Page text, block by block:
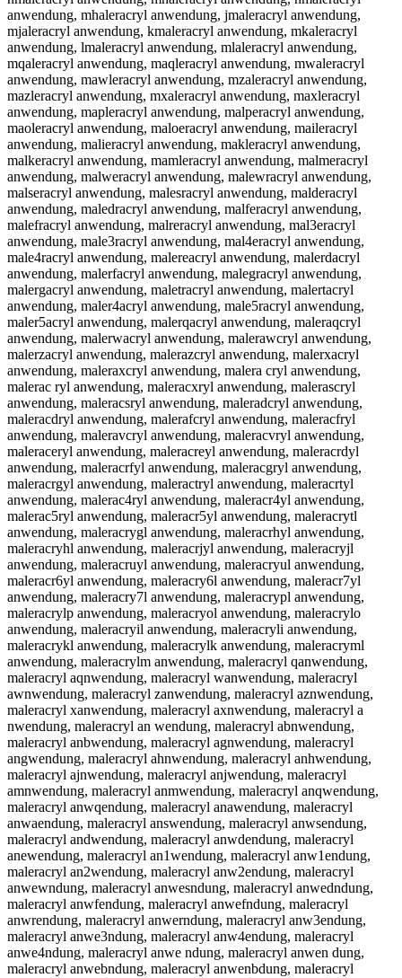
anwendung, mhaleracryl anwendung, jmaleracryl anwendung,
mjaleracryl anwendung, kmaleracryl anwendung, mkaleracryl
anwendung, lmaleracryl anwendung, mlaleracryl anwendung,
mqaleracryl anwendung, maqleracryl anwendung, mwaleracryl
anwendung, mawleracryl anwendung, mzaleracryl anwendung,
mazleracryl anwendung, mxaleracryl anwendung, maxleracryl
anwendung, mapleracryl anwendung, malperacryl anwendung,
maoleracryl anwendung, maloeracryl anwendung, maileracryl
anwendung, malieracryl anwendung, makleracryl anwendung,
malkeracryl anwendung, mamleracryl anwendung, malmeracryl
anwendung, malweracryl anwendung, malewracryl anwendung,
malseracryl anwendung, malesracryl anwendung, malderacryl
anwendung, maledracryl anwendung, malferacryl anwendung,
malefracryl anwendung, malreracryl anwendung, mal3eracryl
anwendung, male3racryl anwendung, mal4eracryl anwendung,
male4racryl anwendung, malereacryl anwendung, malerdacryl
anwendung, malerfacryl anwendung, malegracryl anwendung,
malergacryl anwendung, maletracryl anwendung, malertacryl
anwendung, maler4acryl anwendung, male5racryl anwendung,
maler5acryl anwendung, malerqacryl anwendung, maleraqcryl
anwendung, malerwacryl anwendung, malerawcryl anwendung,
malerzacryl anwendung, malerazcryl anwendung, malerxacryl
anwendung, maleraxcryl anwendung, malera cryl anwendung,
malerac ryl anwendung, maleracxryl anwendung, malerascryl
anwendung, maleracsryl anwendung, maleradcryl anwendung,
maleracdryl anwendung, malerafcryl anwendung, maleracfryl
anwendung, maleravcryl anwendung, maleracvryl anwendung,
maleraceryl anwendung, maleracreyl anwendung, maleracrdyl
anwendung, maleracrfyl anwendung, maleracgryl anwendung,
maleracrgyl anwendung, maleractryl anwendung, maleracrtyl
anwendung, malerac4ryl anwendung, maleracr4yl anwendung,
malerac5ryl anwendung, maleracr5yl anwendung, maleracrytl
anwendung, maleracrygl anwendung, maleracrhyl anwendung,
maleracryhl anwendung, maleracrjyl anwendung, maleracryjl
anwendung, maleracruyl anwendung, maleracryul anwendung,
maleracr6yl anwendung, maleracry6l anwendung, maleracr7yl
anwendung, maleracry7l anwendung, maleracrypl anwendung,
maleracrylp anwendung, maleracryol anwendung, maleracrylo
anwendung, maleracryil anwendung, maleracryli anwendung,
maleracrykl anwendung, maleracrylk anwendung, maleracryml
anwendung, maleracrylm anwendung, maleracryl qanwendung,
maleracryl aqnwendung, maleracryl wanwendung, maleracryl
awnwendung, maleracryl zanwendung, maleracryl aznwendung,
maleracryl xanwendung, maleracryl axnwendung, maleracryl a
nwendung, maleracryl an wendung, maleracryl abnwendung,
maleracryl anbwendung, maleracryl agnwendung, maleracryl
angwendung, maleracryl ahnwendung, maleracryl anhwendung,
maleracryl ajnwendung, maleracryl anjwendung, maleracryl
amnwendung, maleracryl anmwendung, maleracryl anqwendung,
maleracryl anwqendung, maleracryl anawendung, maleracryl
anwaendung, maleracryl answendung, maleracryl anwsendung,
maleracryl andwendung, maleracryl anwdendung, maleracryl
anewendung, maleracryl an1wendung, maleracryl anw1endung,
maleracryl an2wendung, maleracryl anw2endung, maleracryl
anwewndung, maleracryl anwesndung, maleracryl anwedndung,
maleracryl anwfendung, maleracryl anwefndung, maleracryl
anwrendung, maleracryl anwerndung, maleracryl anw3endung,
maleracryl anwe3ndung, maleracryl anw4endung, maleracryl
anwe4ndung, maleracryl anwe ndung, maleracryl anwen dung,
maleracryl anwebndung, maleracryl anwenbdung, maleracryl